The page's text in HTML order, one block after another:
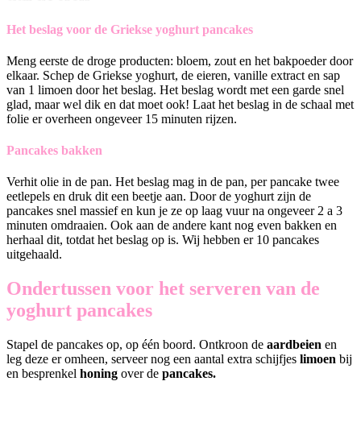
Het beslag voor de Griekse yoghurt pancakes
Meng eerste de droge producten: bloem, zout en het bakpoeder door
elkaar. Schep de Griekse yoghurt, de eieren, vanille extract en sap
van 1 limoen door het beslag. Het beslag wordt met een garde snel
glad, maar wel dik en dat moet ook! Laat het beslag in de schaal met
folie er overheen ongeveer 15 minuten rijzen.
Pancakes bakken
Verhit olie in de pan. Het beslag mag in de pan, per pancake twee
eetlepels en druk dit een beetje aan. Door de yoghurt zijn de
pancakes snel massief en kun je ze op laag vuur na ongeveer 2 a 3
minuten omdraaien. Ook aan de andere kant nog even bakken en
herhaal dit, totdat het beslag op is. Wij hebben er 10 pancakes
uitgehaald.
Ondertussen voor het serveren van de
yoghurt pancakes
Stapel de pancakes op, op één boord. Ontkroon de aardbeien en
leg deze er omheen, serveer nog een aantal extra schijfjes limoen bij
en besprenkel honing over de pancakes.